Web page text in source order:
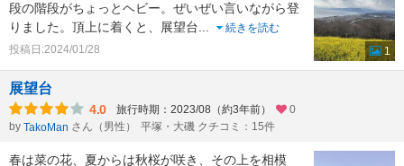
段の階段がちょっとヘビー。ぜいぜい言いながら登
りました。頂上に着くと、展望台
続きを読む
投稿日:2024/01/28
1
展望台
4.0 旅行時期：2023/08（約3年前）
0
by TakoMan さん（男性） 平塚・大磯 クチコミ：15件
春は菜の花、夏からは秋桜が咲き、その上を相模